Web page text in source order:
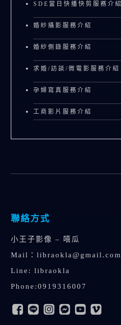
SDE當日快播快剪服務介紹
婚紗攝影服務介紹
婚紗側錄服務介紹
求婚/訪談/微電影服務介紹
孕婦寫真服務介紹
工商影片服務介紹
聯絡方式
小王子影像 – 嘻瓜
Mail：libraokla@gmail.com
Line: libraokla
Phone:0919316007